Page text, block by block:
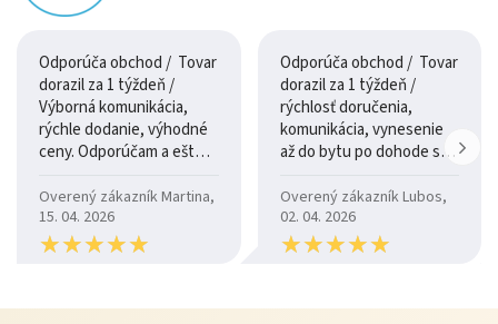
Typ
Dizajn orech Milano
teplý a prírodný vzhľad
interiéru
Systém modulový
možnosť zostavenia
Konštrukcia a komfort
Modulový systém kuchynskej linky Sycília umožňuje
Odporúča obchod / Tovar
dorazil za 1 týždeň /
Výborná komunikácia,
rýchle dodanie, výhodné
ceny. Odporúčam a ešte
Overený zákazník Martina,
15. 04. 2026
★★★★★
★★★★★
Odporúča obchod / Tovar
dorazil za 1 týždeň /
rýchlosť doručenia,
komunikácia, vynesenie
až do bytu po dohode so
Overený zákazník Lubos,
02. 04. 2026
★★★★★
★★★★★